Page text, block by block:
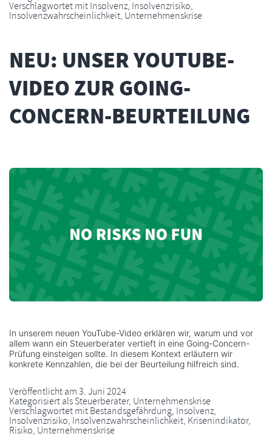
Verschlagwortet mitInsolvenz, Insolvenzrisiko,
Insolvenzwahrscheinlichkeit, Unternehmenskrise
NEU: UNSER YOUTUBE-
VIDEO ZUR GOING-
CONCERN-BEURTEILUNG
In unserem neuen YouTube-Video erklären wir, warum und vor
allem wann ein Steuerberater vertieft in eine Going-Concern-
Prüfung einsteigen sollte. In diesem Kontext erläutern wir
konkrete Kennzahlen, die bei der Beurteilung hilfreich sind.
Veröffentlicht am3. Juni 2024
Kategorisiert alsSteuerberater, Unternehmenskrise
Verschlagwortet mitBestandsgefährdung, Insolvenz,
Insolvenzrisiko, Insolvenzwahrscheinlichkeit, Krisenindikator,
Risiko, Unternehmenskrise